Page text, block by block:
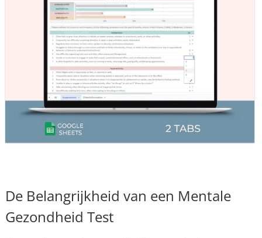
De Belangrijkheid van een Mentale
Gezondheid Test